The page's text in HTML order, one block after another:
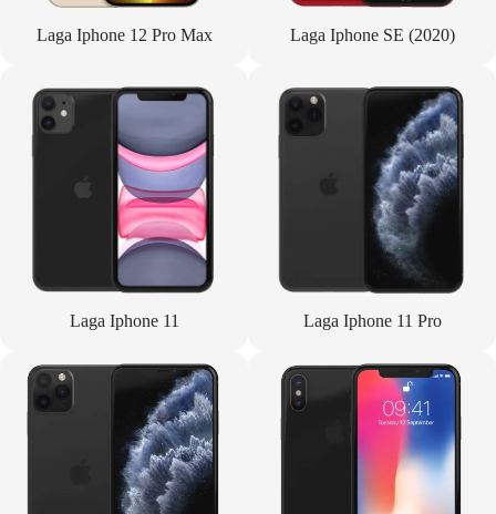
Laga Iphone 12 Pro Max Laga Iphone SE (2020)
Laga Iphone 11 Laga Iphone 11 Pro